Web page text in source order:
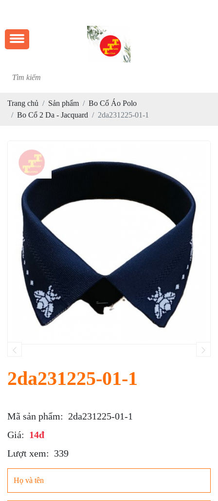
Trang chủ Sản phẩm
Bo Cổ Áo Polo
Bo Cổ 2 Da - Jacquard
2da231225-01-1
2da231225-01-1
Mã sản phẩm: 2da231225-01-1
Giá: 14đ
Lượt xem: 339